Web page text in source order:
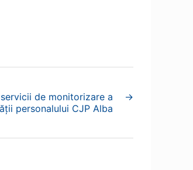
→
de monitorizare a
personalului CJP Alba